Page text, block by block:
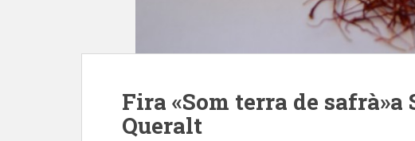
Fira «Som terra de safrà»a
Queralt